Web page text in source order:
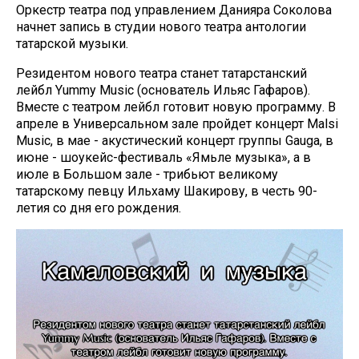
Оркестр театра под управлением Данияра Соколова
начнет запись в студии нового театра антологии
татарской музыки.
Резидентом нового театра станет татарстанский
лейбл Yummy Music (основатель Ильяс Гафаров).
Вместе с театром лейбл готовит новую программу. В
апреле в Универсальном зале пройдет концерт Malsi
Music, в мае - акустический концерт группы Gauga, в
июне - шоукейс-фестиваль «Ямьле музыка», а в
июле в Большом зале - трибьют великому
татарскому певцу Ильхаму Шакирову, в честь 90-
летия со дня его рождения.